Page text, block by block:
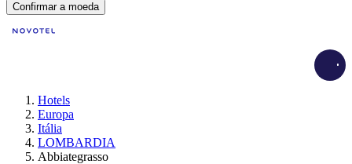
Confirmar a moeda
Hotels
Europa
Itália
LOMBARDIA
Abbiategrasso